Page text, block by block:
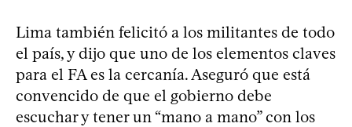
Lima también felicitó a los militantes de todo
el país, y dijo que uno de los elementos claves
para el FA es la cercanía. Aseguró que está
convencido de que el gobierno debe
escuchar y tener un “mano a mano” con los